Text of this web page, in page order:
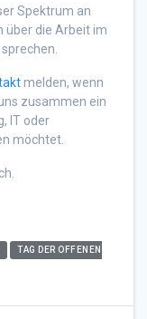
Spektrum an
über die Arbeit im
melden, wenn
zusammen ein
IT oder
möchtet.
TAG DER OFFENEN